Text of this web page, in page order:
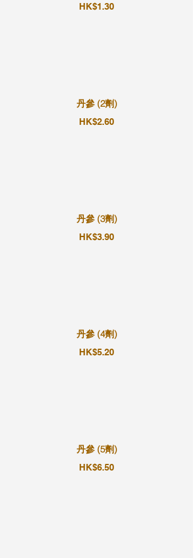
HK$1.30
丹參 (2劑)
HK$2.60
丹參 (3劑)
HK$3.90
丹參 (4劑)
HK$5.20
丹參 (5劑)
HK$6.50